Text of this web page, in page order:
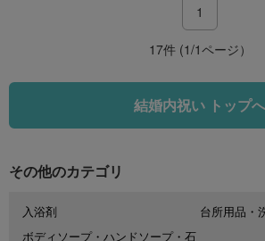
1
17件 (1/1ページ）
結婚内祝い トップへ
その他のカテゴリ
入浴剤
台所用品・
ボディソープ・ハンドソープ・石